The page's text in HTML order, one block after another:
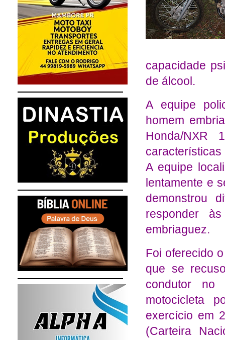
capacidade
de álcool.
A equipe
homem
Honda/NXR
características
A equipe
lentamente e
demonstrou
responder
embriaguez.
Foi oferecido
que se
condutor no
motocicleta
exercício em
(Carteira